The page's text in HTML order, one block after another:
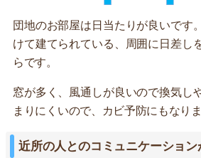
団地のお部屋は日当たりが良いです
けて建てられている、周囲に日差し
らです。
窓が多く、風通しが良いので換気し
まりにくいので、カビ予防にもなりま
近所の人とのコミュニケーショ